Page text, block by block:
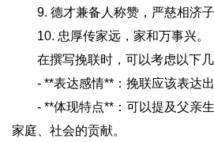
9. 德才兼备人称赞，严慈相济子
10. 忠厚传家远，家和万事兴。
在撰写挽联时，可以考虑以下几
- **表达感情**：挽联应该表达出
- **体现特点**：可以提及父亲生
家庭、社会的贡献。